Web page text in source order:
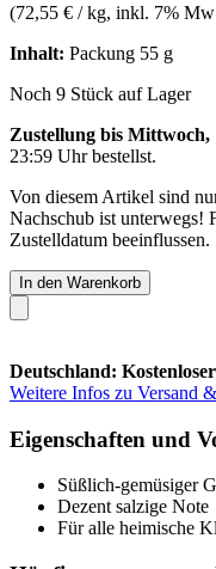
(72,55 € / kg, inkl. 7%
Inhalt: Packung 55 g
Noch 9 Stück auf Lager
Zustellung bis Mittwoch,
23:59 Uhrbestellst.
Von diesem Artikel sind
Nachschub ist unterwegs!
Zustelldatum beeinflussen.
In den Warenkorb
Deutschland:
Weitere Infos zu Versand
Eigenschaften und
Süßlich-gemüsiger
Dezent salzige Note
Für alle heimische